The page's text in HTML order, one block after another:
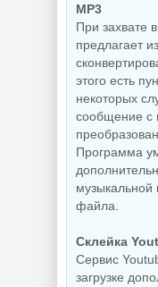
MP3
При захвате
предлагает
этого есть
некоторых
сообщение с
Программа
музыкальной
файла.
Склейка
Сервис
загрузке